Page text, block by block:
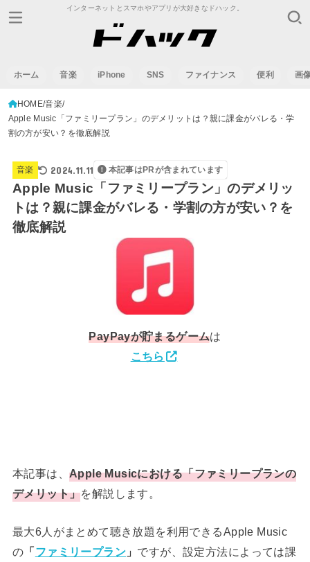
インターネットとスマホやアプリが大好きなドハック。
ホーム 音楽 iPhone SNS ファイナンス 便利 画
HOME 音楽
Apple Music「ファミリープラン」のデメリットは？親に課金がバレる・学
割の方が安い？を徹底解説
音楽 2024.11.11 本記事はPRが含まれています
Apple Music「ファミリープラン」のデメリッ
トは？親に課金がバレる・学割の方が安い？を
徹底解説
PayPayが貯まるゲームは
こちら
本記事は、 Apple Musicにおける「ファミリープランの
デメリット」を解説します。
最大6人がまとめて聴き放題を利用できるApple Music
の 「ファミリープラン 」 ですが、設定方法によっては課